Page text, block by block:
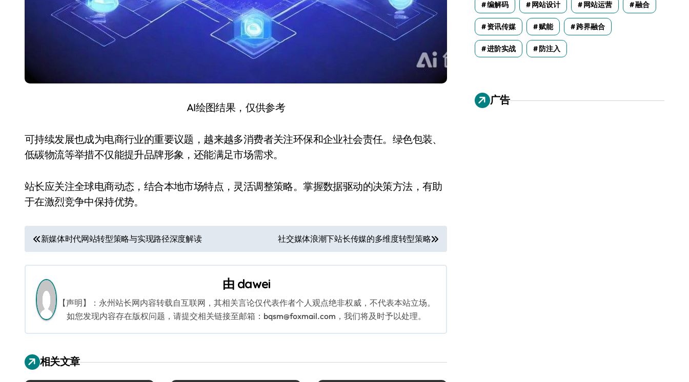
AI绘图结果，仅供参考
可持续发展也成为电商行业的重要议题，越来越多消费者关注环保和企业社会责任。绿色包装、
低碳物流等举措不仅能提升品牌形象，还能满足市场需求。
站长应关注全球电商动态，结合本地市场特点，灵活调整策略。掌握数据驱动的决策方法，有助
于在激烈竞争中保持优势。
文
章
导
航
新媒体时代网站转型策略与实现路径深度解读 社交媒体浪潮下站长传媒的多维度转型策略
由 dawei
【声明】：永州站长网内容转载自互联网，其相关言论仅代表作者个人观点绝非权威，不代表本站立场。
如您发现内容存在版权问题，请提交相关链接至邮箱：bqsm@foxmail.com，我们将及时予以处理。
相关文章
编解码 网站设计 网站运营 融合
资讯传媒 赋能 跨界融合
进阶实战 防注入
广告